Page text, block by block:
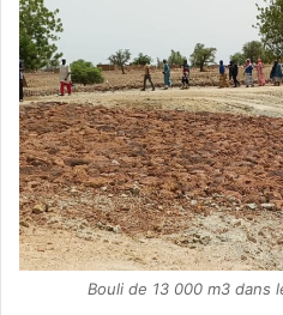
Bouli de 13 000 m3 dans